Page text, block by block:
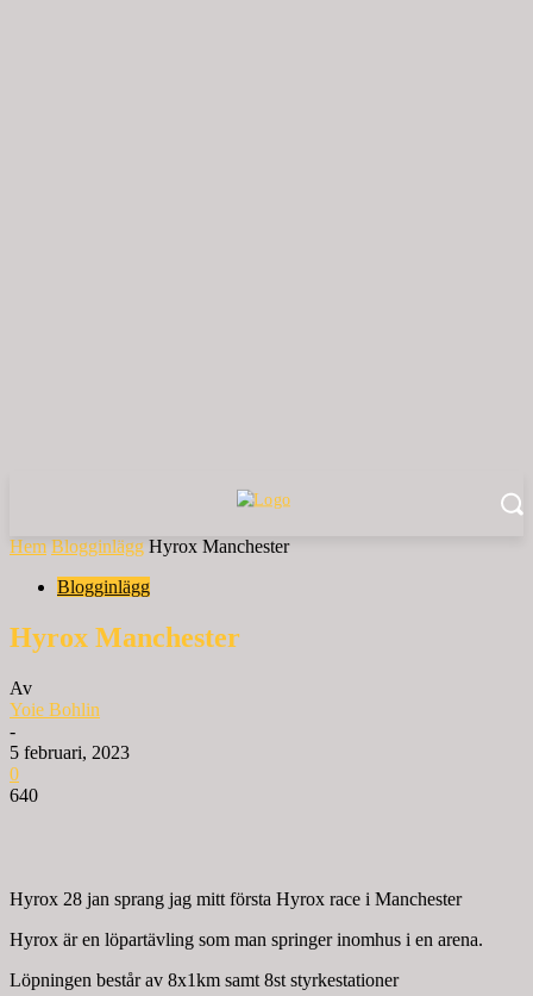
Hem Blogginlägg Hyrox Manchester
Blogginlägg
Hyrox Manchester
Av
Yoie Bohlin
-
5 februari, 2023
0
640
Hyrox 28 jan sprang jag mitt första Hyrox race i Manchester
Hyrox är en löpartävling som man springer inomhus i en arena.
Löpningen består av 8x1km samt 8st styrkestationer